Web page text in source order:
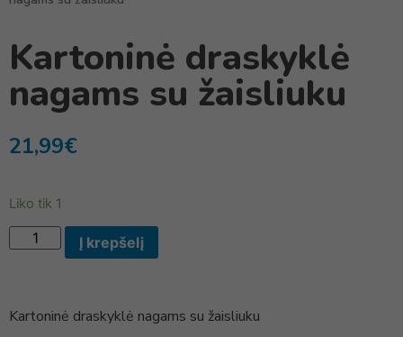
Kartoninė draskyklė
nagams su žaisliuku
21,99€
Liko tik 1
Į krepšelį
Kartoninė draskyklė nagams su žaisliuku